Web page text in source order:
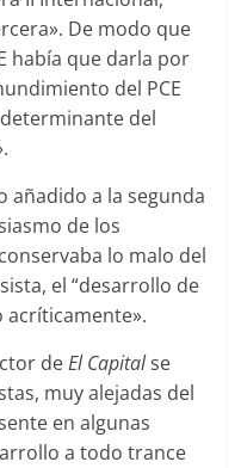
De modo que
había que darla por
del PCE
del
añadido a la segunda
de los
lo malo del
el “desarrollo de
acríticamente».
deEl Capitalse
muy alejadas del
en algunas
a todo trance